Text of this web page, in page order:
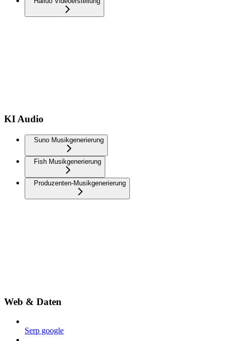
KI Audio
Suno Musikgenerierung
Fish Musikgenerierung
Produzenten-Musikgenerierung
Web & Daten
Serp google